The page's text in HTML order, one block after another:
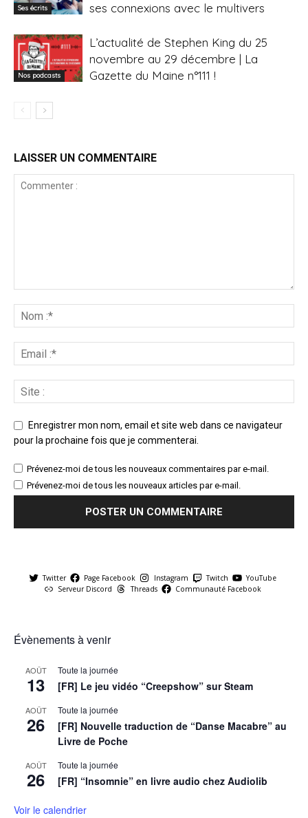
Ses écrits
ses connexions avec le multivers
Nos podcasts
L’actualité de Stephen King du 25
novembre au 29 décembre | La
Gazette du Maine n°111 !
LAISSER UN COMMENTAIRE
Enregistrer mon nom, email et site web dans ce navigateur
pour la prochaine fois que je commenterai.
Prévenez-moi de tous les nouveaux commentaires par e-mail.
Prévenez-moi de tous les nouveaux articles par e-mail.
Twitter Page Facebook Instagram Twitch
YouTube
Serveur Discord
Threads Communauté Facebook
Évènements à venir
AOÛT
13
Toute la journée
[FR] Le jeu vidéo “Creepshow” sur Steam
AOÛT
26
Toute la journée
[FR] Nouvelle traduction de “Danse Macabre” au
Livre de Poche
AOÛT
26
Toute la journée
[FR] “Insomnie” en livre audio chez Audiolib
Voir le calendrier